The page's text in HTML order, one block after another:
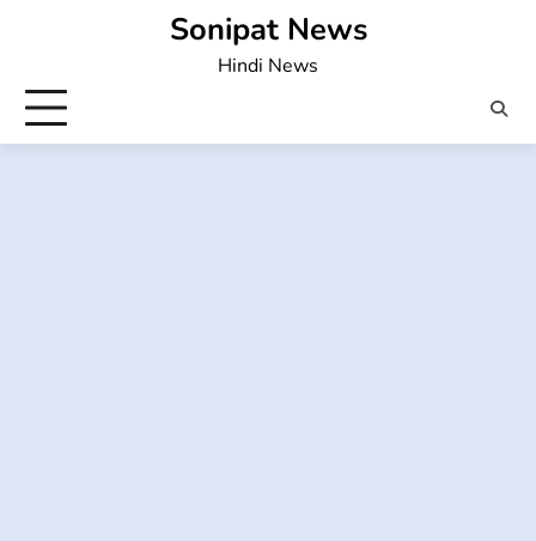
Sonipat News
Hindi News